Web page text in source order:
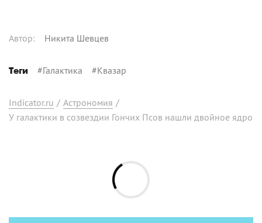
Автор: Никита Шевцев
Теги #Галактика #Квазар
Indicator.ru / Астрономия /
У галактики в созвездии Гончих Псов нашли двойное ядро